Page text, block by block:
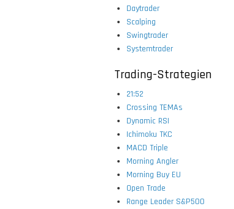
Daytrader
Scalping
Swingtrader
Systemtrader
Trading-Strategien
21:52
Crossing TEMAs
Dynamic RSI
Ichimoku TKC
MACD Triple
Morning Angler
Morning Buy EU
Open Trade
Range Leader S&P500